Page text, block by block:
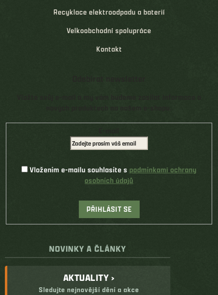
Recyklace elektroodpadu a baterií
Velkoobchodní spolupráce
Kontakt
Vložením e-mailu souhlasíte s podmínkami ochrany
osobních údajů
PŘIHLÁSIT SE
NOVINKY A ČLÁNKY
AKTUALITY ›
Sledujte nejnovější dění a akce